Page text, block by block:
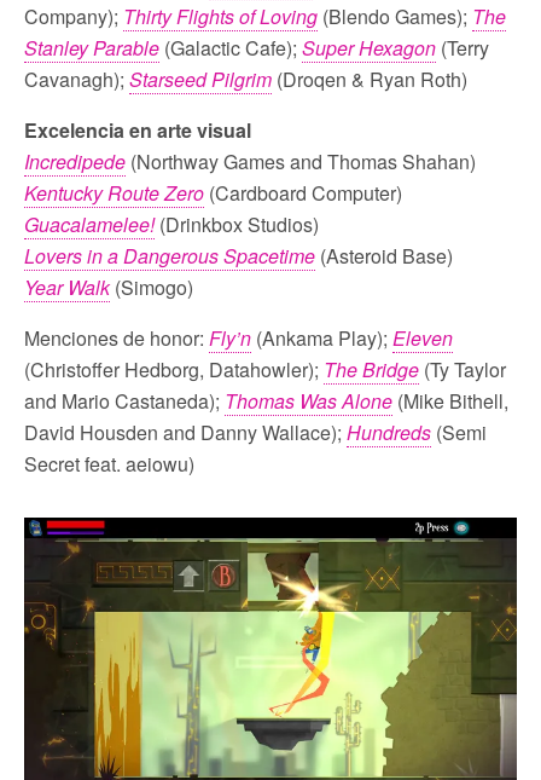
Company); Thirty Flights of Loving (Blendo Games); The
Stanley Parable (Galactic Cafe); Super Hexagon (Terry
Cavanagh); Starseed Pilgrim (Droqen & Ryan Roth)
Excelencia en arte visual
Incredipede (Northway Games and Thomas Shahan)
Kentucky Route Zero (Cardboard Computer)
Guacalamelee!(Drinkbox Studios)
Lovers in a Dangerous Spacetime (Asteroid Base)
Year Walk(Simogo)
Menciones de honor: Fly’n (Ankama Play); Eleven
(Christoffer Hedborg, Datahowler); The Bridge (Ty Taylor
and Mario Castaneda); Thomas Was Alone (Mike Bithell,
David Housden and Danny Wallace); Hundreds (Semi
Secret feat. aeiowu)